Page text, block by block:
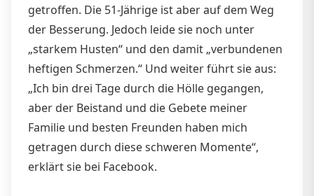
getroffen. Die 51-Jährige ist aber auf dem Weg
der Besserung. Jedoch leide sie noch unter
„starkem Husten“ und den damit „verbundenen
heftigen Schmerzen.“ Und weiter führt sie aus:
„Ich bin drei Tage durch die Hölle gegangen,
aber der Beistand und die Gebete meiner
Familie und besten Freunden haben mich
getragen durch diese schweren Momente“,
erklärt sie bei Facebook.